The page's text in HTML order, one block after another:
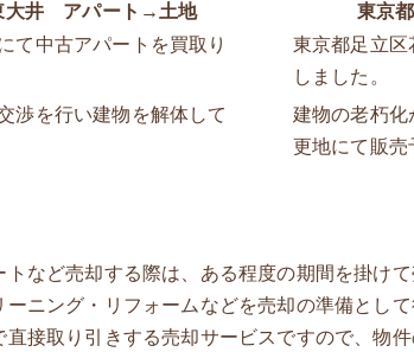
大井 アパート→土地
て中古アパートを買取り
渉を行い建物を解体して
東京
東京都足立
しました。
建物の老朽
更地にて販売
など売却する際は、ある程度の期間を掛け
ニング・リフォームなどを売却の準備とし
接取り引きする売却サービスですので、物